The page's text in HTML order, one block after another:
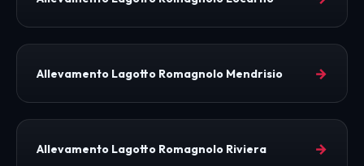
Allevamento Lagotto Romagnolo Mendrisio →
Allevamento Lagotto Romagnolo Riviera →